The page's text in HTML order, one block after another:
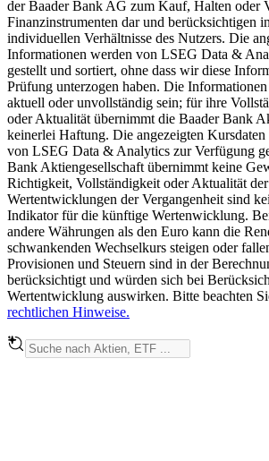
der Baader Bank AG zum Kauf, Halten oder
Finanzinstrumenten dar und berücksichtigen
individuellen Verhältnisse des Nutzers. Die
Informationen werden von LSEG Data &
gestellt und sortiert, ohne dass wir diese
Prüfung unterzogen haben. Die
aktuell oder unvollständig sein; für ihre
oder Aktualität übernimmt die Baader Bank
keinerlei Haftung. Die angezeigten
von LSEG Data & Analytics zur Verfügung
Bank Aktiengesellschaft übernimmt keine
Richtigkeit, Vollständigkeit oder Aktualität
Wertentwicklungen der Vergangenheit sind
Indikator für die künftige Wertenwicklung.
andere Währungen als den Euro kann die
schwankenden Wechselkurs steigen oder
Provisionen und Steuern sind in der
berücksichtigt und würden sich bei
Wertentwicklung auswirken. Bitte beachten
rechtlichen Hinweise.